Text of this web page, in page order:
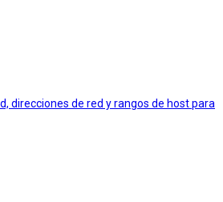
direcciones de red y rangos de host para